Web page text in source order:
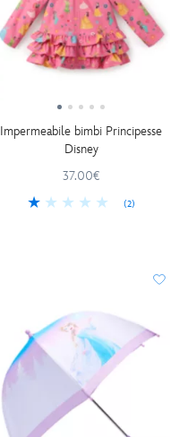
Impermeabile bimbi Principesse
Disney
37.00€
(2)